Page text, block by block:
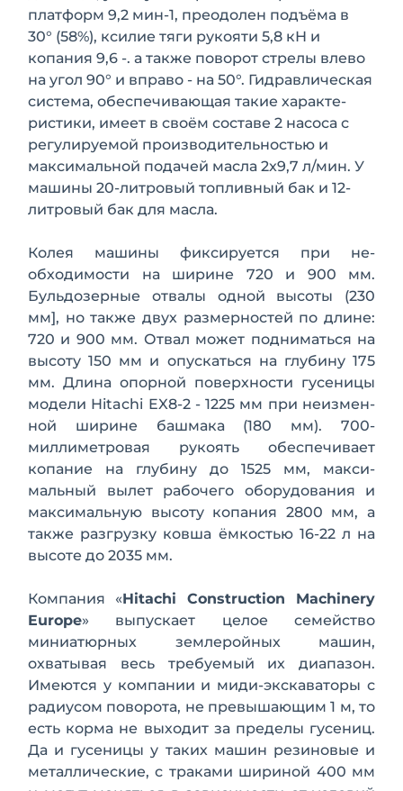
платформ 9,2 мин-1, преодолен подъёма в
30° (58%), ксилие тяги рукояти 5,8 кН и
копания 9,6 -. а также поворот стрелы влево
на угол 90° и вправо - на 50°. Гидравлическая
система, обеспечивающая такие характе­
ристики, имеет в своём составе 2 насоса с
регулируемой производительностью и
максимальной подачей масла 2x9,7 л/мин. У
машины 20-литровый топливный бак и 12-
литровый бак для масла.
Колея машины фиксируется при не­
обходимости на ширине 720 и 900 мм.
Бульдозерные отвалы одной высоты (230
мм], но также двух размерностей по длине:
720 и 900 мм. Отвал может подниматься на
высоту 150 мм и опус­каться на глубину 175
мм. Длина опор­ной поверхности гусеницы
модели Hitachi EX8-2 - 1225 мм при неизмен­
ной ширине башмака (180 мм). 700-
миллиметровая рукоять обеспечивает
копание на глубину до 1525 мм, макси­
мальный вылет рабочего оборудования и
максимальную высоту копания 2800 мм, а
также разгрузку ковша ёмкостью 16-22 л на
высоте до 2035 мм.
Компания «Hitachi Construction Machinery
Europe» выпускает целое семейство
миниатюрных землеройных машин,
охватывая весь требуемый их диапазон.
Имеются у компании и миди-экскаваторы с
радиусом поворота, не пре­вышающим 1 м, то
есть корма не выходит за пределы гусениц.
Да и гусе­ницы у таких машин рези­новые и
ме­таллические, с траками ши­риной 400 мм